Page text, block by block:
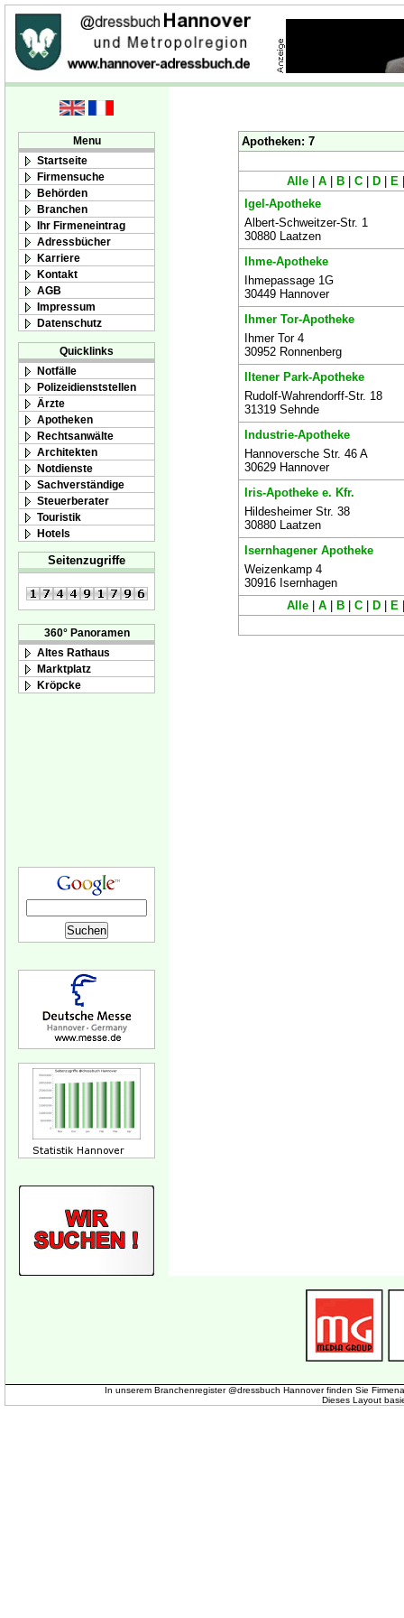
Menu
Startseite
Firmensuche
Behörden
Branchen
Ihr Firmeneintrag
Adressbücher
Karriere
Kontakt
AGB
Impressum
Datenschutz
Quicklinks
Notfälle
Polizeidienststellen
Ärzte
Apotheken
Rechtsanwälte
Architekten
Notdienste
Sachverständige
Steuerberater
Touristik
Hotels
Seitenzugriffe
360° Panoramen
Altes Rathaus
Marktplatz
Kröpcke
Apotheken: 7
Alle A B C D E
Igel-Apotheke
Albert-Schweitzer-Str. 1
30880 Laatzen
Ihme-Apotheke
Ihmepassage 1G
30449 Hannover
Ihmer Tor-Apotheke
Ihmer Tor 4
30952 Ronnenberg
Iltener Park-Apotheke
Rudolf-Wahrendorff-Str. 18
31319 Sehnde
Industrie-Apotheke
Hannoversche Str. 46 A
30629 Hannover
Iris-Apotheke e. Kfr.
Hildesheimer Str. 38
30880 Laatzen
Isernhagener Apotheke
Weizenkamp 4
30916 Isernhagen
Alle
A B C D E
In unserem Branchenregister @dressbuch Hannover finden Sie
Dieses Layout